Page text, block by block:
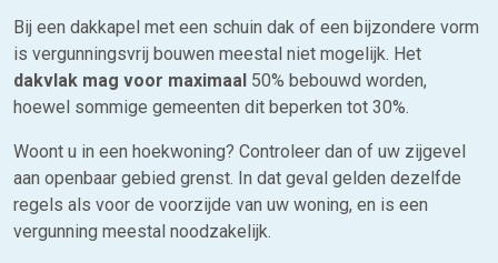
Bij een dakkapel met een schuin dak of een bijzondere vorm
is vergunningsvrij bouwen meestal niet mogelijk. Het
dakvlak mag voor maximaal 50% bebouwd worden,
hoewel sommige gemeenten dit beperken tot 30%.
Woont u in een hoekwoning? Controleer dan of uw zijgevel
aan openbaar gebied grenst. In dat geval gelden dezelfde
regels als voor de voorzijde van uw woning, en is een
vergunning meestal noodzakelijk.